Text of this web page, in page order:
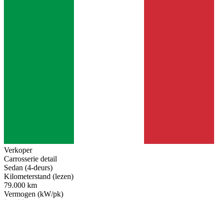
Verkoper
Carrosserie detail
Sedan (4-deurs)
Kilometerstand (lezen)
79.000 km
Vermogen (kW/pk)